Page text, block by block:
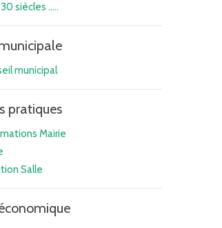
siècles .....
municipal
pratiques
Mairie
Salle